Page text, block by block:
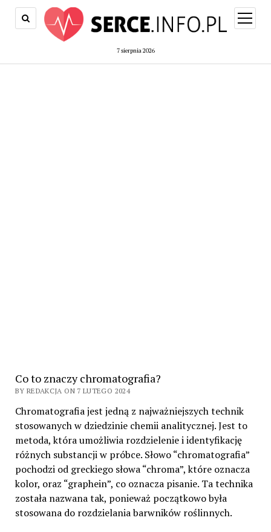
7 sierpnia 2026
open
menu
Co to znaczy chromatografia?
BY REDAKCJA ON 7 LUTEGO 2024
Chromatografia jest jedną z najważniejszych technik
stosowanych w dziedzinie chemii analitycznej. Jest to
metoda, która umożliwia rozdzielenie i identyfikację
różnych substancji w próbce. Słowo “chromatografia”
pochodzi od greckiego słowa “chroma”, które oznacza
kolor, oraz “graphein”, co oznacza pisanie. Ta technika
została nazwana tak, ponieważ początkowo była
stosowana do rozdzielania barwników roślinnych.